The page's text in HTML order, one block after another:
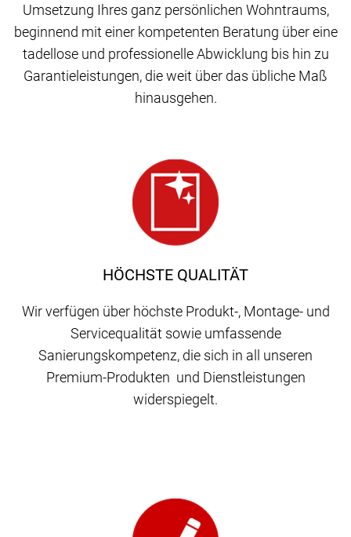
HÖCHSTE QUALITÄT
Wir verfügen über höchste Produkt-, Montage- und
Servicequalität sowie umfassende
Sanierungskompetenz, die sich in all unseren
Premium-Produkten und Dienstleistungen
widerspiegelt.
Umsetzung Ihres ganz persönlichen Wohntraums,
beginnend mit einer kompetenten Beratung über eine
tadellose und professionelle Abwicklung bis hin zu
Garantieleistungen, die weit über das übliche Maß
hinausgehen.